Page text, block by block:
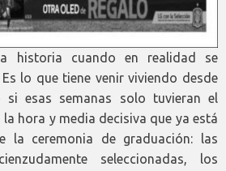
historia cuando en realidad se
lo que tiene venir viviendo desde
si esas semanas solo tuvieran el
hora y media decisiva que ya está
la ceremonia de graduación: las
seleccionadas, los